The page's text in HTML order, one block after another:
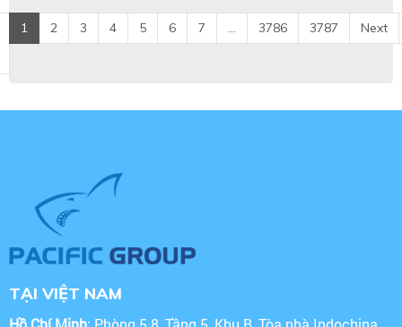
1 2 3 4 5 6 7 ... 3786 3787 Next
TẠI VIỆT NAM